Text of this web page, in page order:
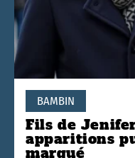
BAMBIN
Fils de
apparitions
marqué